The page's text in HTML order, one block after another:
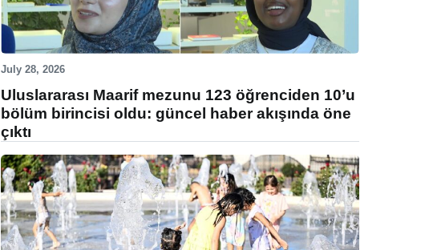
July 28, 2026
Uluslararası Maarif mezunu 123 öğrenciden 10’u
bölüm birincisi oldu: güncel haber akışında öne
çıktı